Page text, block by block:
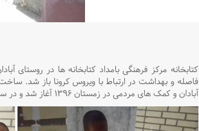
كتابخانه مرکز فرهنگی بامداد کتابخانه ها در روستای
فاصله و بهداشت در ارتباط با ویروس کرونا باز شد. ساخت
آبادان و کمک های مردمی در زمستان ۱۳۹۶ آغاز شد و در سال ۱۳۹۸ بازگشایی شد.